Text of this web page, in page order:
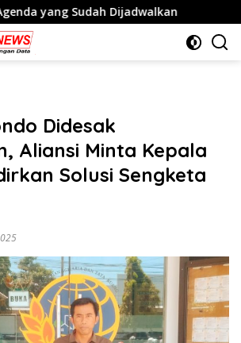
Dijadwalkan Tiga Titik
Didesak
Aliansi Minta Kepala
Solusi Sengketa